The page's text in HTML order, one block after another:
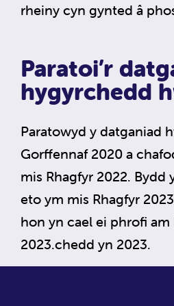
rheiny cyn gynted â
Paratoi’r
hygyrchedd
Paratowyd y datganiad
Gorffennaf 2020 a
mis Rhagfyr 2022. Bydd
eto ym mis Rhagfyr
hon yn cael ei phrofi
2023.chedd yn 2023.